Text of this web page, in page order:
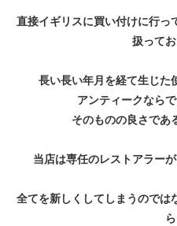
直接イギリスに買い付けに行っ
扱ってお
長い長い年月を経て生じた
アンティークなら
そのものの良さであ
当店は専任のレストアラー
全てを新しくしてしまうのでは
ら